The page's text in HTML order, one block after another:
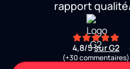
rapport
4,8/5sur G2
(+30 commentaires)